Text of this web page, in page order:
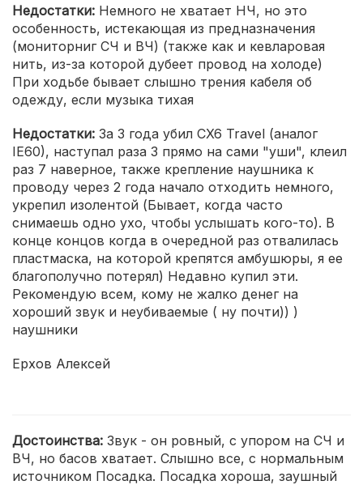
Недостатки: Немного не хватает НЧ, но это
особенность, истекающая из предназначения
(мониторниг СЧ и ВЧ) (также как и кевларовая
нить, из-за которой дубеет провод на холоде)
При ходьбе бывает слышно трения кабеля об
одежду, если музыка тихая
Недостатки: За 3 года убил CX6 Travel (аналог
IE60), наступал раза 3 прямо на сами "уши", клеил
раз 7 наверное, также крепление наушника к
проводу через 2 года начало отходить немного,
укрепил изолентой (Бывает, когда часто
снимаешь одно ухо, чтобы услышать кого-то). В
конце концов когда в очередной раз отвалилась
пластмаска, на которой крепятся амбушюры, я ее
благополучно потерял) Недавно купил эти.
Рекомендую всем, кому не жалко денег на
хороший звук и неубиваемые ( ну почти)) )
наушники
Ерхов Алексей
Достоинства: Звук - он ровный, с упором на CЧ и
ВЧ, но басов хватает. Слышно все, с нормальным
источником Посадка. Посадка хороша, заушный